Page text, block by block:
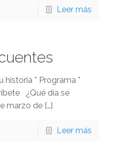
Leer más
historia * Programa *
¿Qué día se
marzo de […]
Leer más